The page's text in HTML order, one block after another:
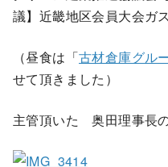
議】近畿地区会員大会ガ
（昼食は「古材倉庫グル
せて頂きました）
主管頂いた 奥田理事長